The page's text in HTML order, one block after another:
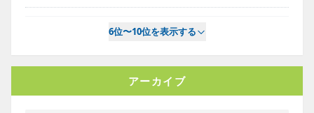
6位〜10位を表示する
アーカイブ